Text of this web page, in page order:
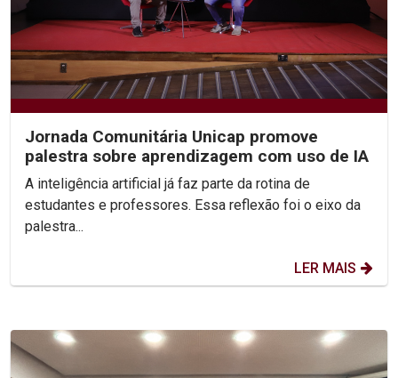
Jornada Comunitária Unicap promove
palestra sobre aprendizagem com uso de IA
A inteligência artificial já faz parte da rotina de
estudantes e professores. Essa reflexão foi o eixo da
palestra...
LER MAIS